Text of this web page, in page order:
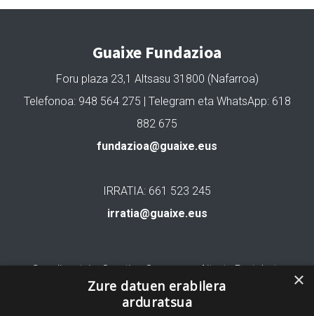
Guaixe Fundazioa
Foru plaza 23,1 Altsasu 31800 (Nafarroa)
Telefonoa: 948 564 275 | Telegram eta WhatsApp: 618
882 675
fundazioa@guaixe.eus
IRRATIA: 661 523 245
irratia@guaixe.eus
Gure lizentzia: Creative Commons Aitortu Partekatu
Codesyntaxek garatua
×
Zure datuen erabilera
arduratsua